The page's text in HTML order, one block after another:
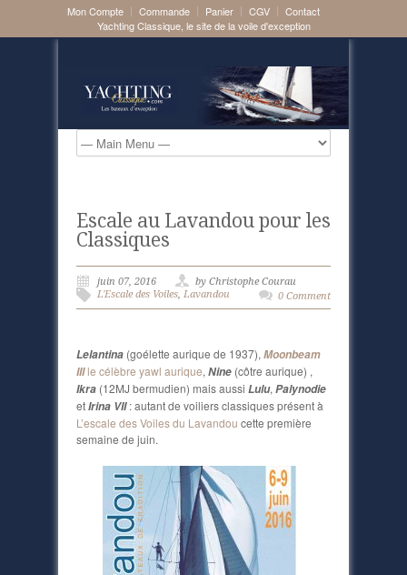
Mon Compte Commande Panier CGV
Contact
Yachting Classique, le site de la voile d'exception
Escale au Lavandou pour les
Classiques
juin 07, 2016
by Christophe Courau
L'Escale des Voiles, Lavandou 0 Comment
Lelantina (goélette aurique de 1937), Moonbeam
IIIle célèbre yawl aurique, Nine (côtre aurique) ,
Ikra (12MJ bermudien) mais aussi Lulu, Palynodie
etIrina VII: autant de voiliers classiques présent à
L’escale des Voiles du Lavandou cette première
semaine de juin.